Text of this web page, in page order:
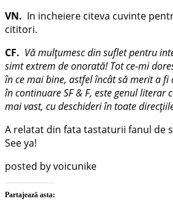
VN. In incheiere citeva cuvinte
cititori.
CF. Vă mulţumesc din suflet pentru
simt extrem de onorată! Tot ce-mi
în ce mai bine, astfel încât să merit a
în continuare SF & F, este genul literar
mai vast, cu deschideri în toate
A relatat din fata tastaturii fanul de
See ya!
posted by voicunike
Partajează asta: